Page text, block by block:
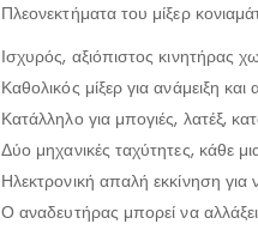
Πλεονεκτήματα του μίξερ
Ισχυρός, αξιόπιστος κινητήρας
Καθολικός μίξερ για ανάμειξη και
Κατάλληλο για μπογιές, λατέξ,
Δύο μηχανικές ταχύτητες, κάθε
Ηλεκτρονική απαλή εκκίνηση
Ο αναδευτήρας μπορεί να